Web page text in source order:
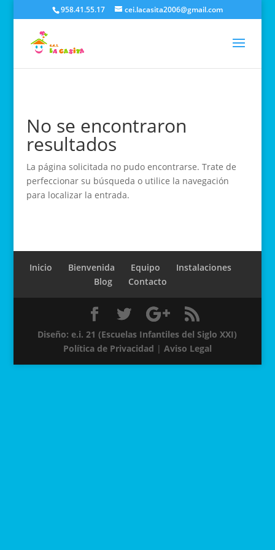
958.41.55.17 cei.lacasita2006@gmail.com
No se encontraron
resultados
La página solicitada no pudo encontrarse. Trate de
perfeccionar su búsqueda o utilice la navegación
para localizar la entrada.
Inicio Bienvenida Equipo
Instalaciones
Blog
Contacto
Diseño: e.i. 21 (Escuelas Infantiles del Siglo XXI)
Política de Privacidad | Aviso Legal